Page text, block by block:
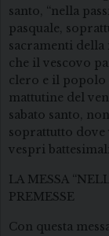
santo, “nella
pasquale,
sacramenti
che il vescovo
clero e il popolo
mattutine del
sabato santo,
soprattutto dove
vespri
LA MESSA
PREMESSE
Con questa